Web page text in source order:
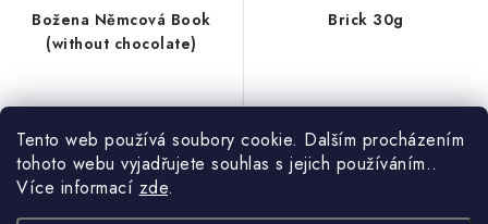
Tento web používá soubory cookie. Dalším procházením
tohoto webu vyjadřujete souhlas s jejich používáním..
Více informací zde.
Božena Němcová Book
(without chocolate)
Brick 30g